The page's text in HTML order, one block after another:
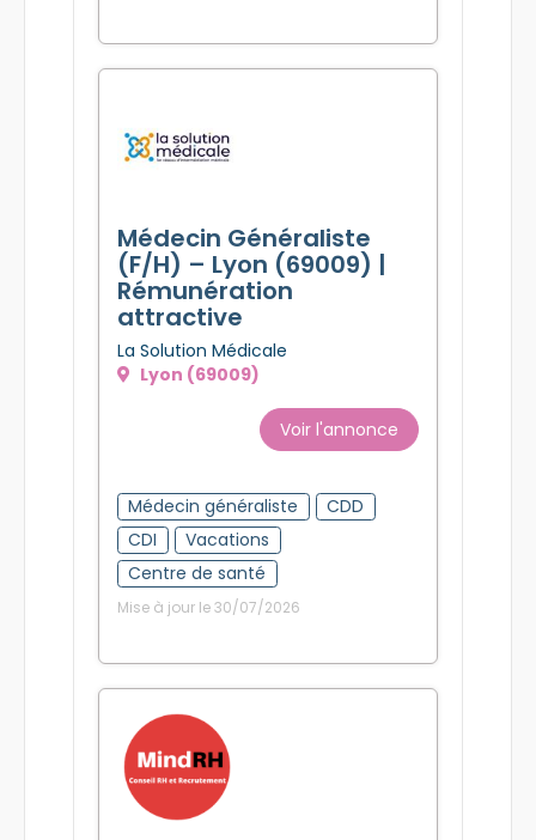
Médecin Généraliste
(F/H) – Lyon (69009) |
Rémunération
attractive
La Solution Médicale
Lyon (69009)
Voir l'annonce
Médecin généraliste
CDD
CDI
Vacations
Centre de santé
Mise à jour le 30/07/2026